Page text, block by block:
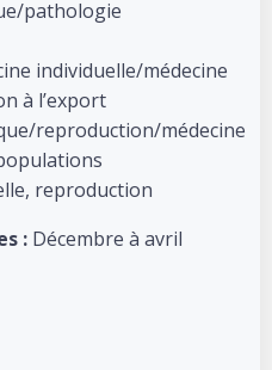
pathologie
individuelle/médecine
à l’export
reproduction/médecine
reproduction
: Décembre à avril